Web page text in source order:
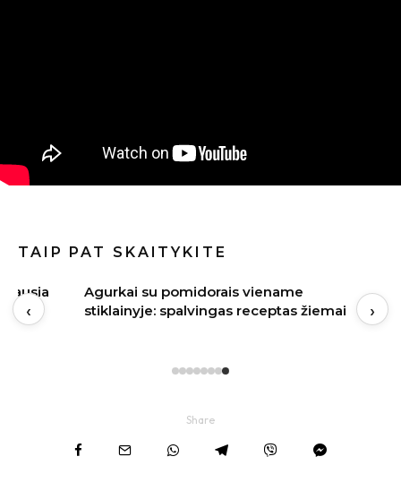
TAIP PAT SKAITYKITE
Agurkai su pomidorais viename
stiklainyje: spalvingas receptas žiemai
‹ ›
Share